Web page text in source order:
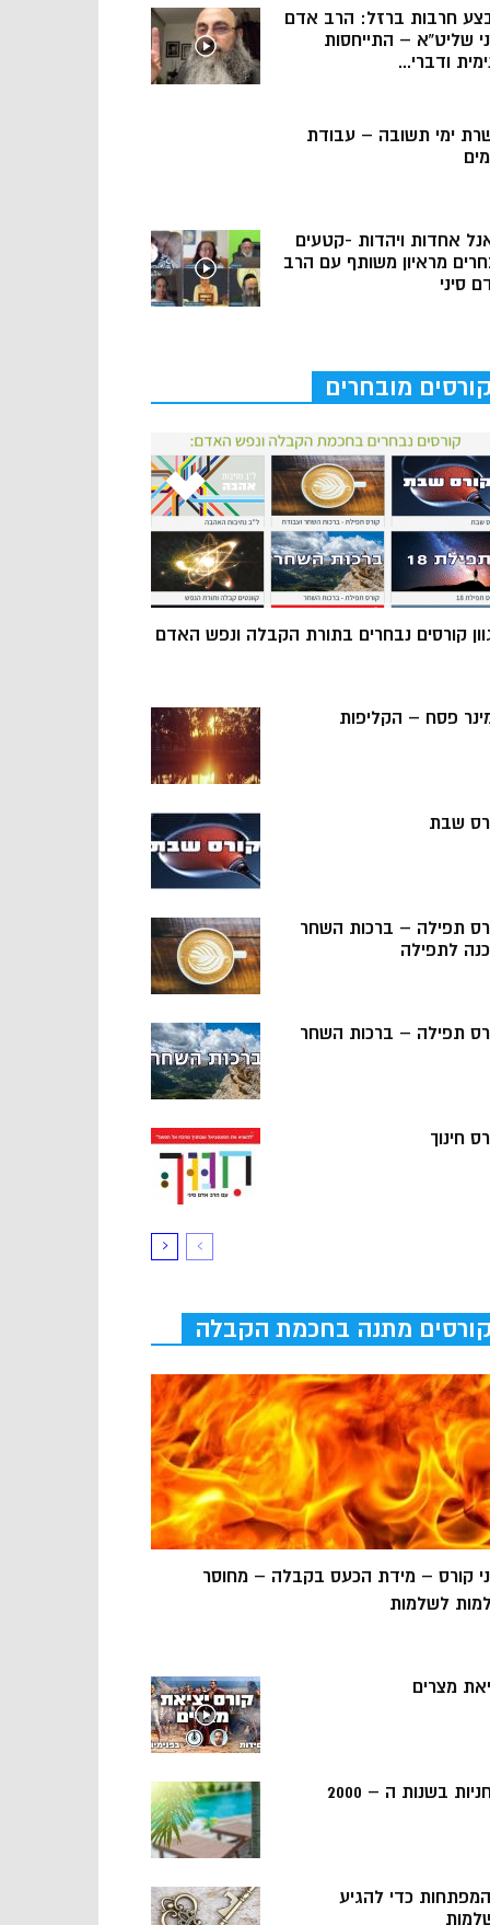
חרבות ברזל: הרב אדם
שליט”א – התייחסות
ודברי...
ימי תשובה – עבודת
אחדות ויהדות -קטעים
מראיון משותף עם הרב
סיני
קורסים מובחרים
קורסים נבחרים בתורת הקבלה ונפש האדם
פסח – הקליפות
שבת
תפילה – ברכות השחר
לתפילה
תפילה – ברכות השחר
חינוך
קורסים מתנה בחכמת הקבלה
קורס – מידת הכעס בקבלה – מחוסר
לשלמות
מצרים
בשנות ה – 2000
5 המפתחות כדי להגיע